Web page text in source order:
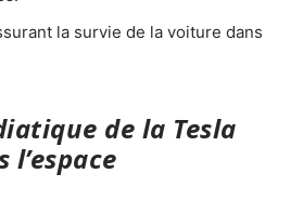
la survie de la voiture dans
de la Tesla
l’espace